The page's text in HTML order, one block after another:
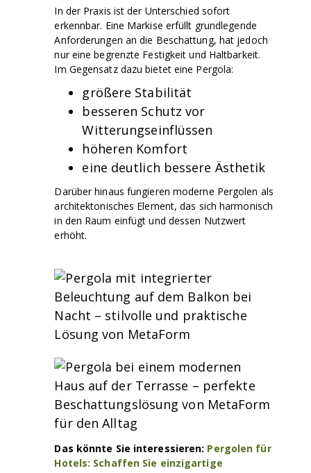
In der Praxis ist der Unterschied sofort
erkennbar. Eine Markise erfüllt grundlegende
Anforderungen an die Beschattung, hat jedoch
nur eine begrenzte Festigkeit und Haltbarkeit.
Im Gegensatz dazu bietet eine Pergola:
größere Stabilität
besseren Schutz vor
Witterungseinflüssen
höheren Komfort
eine deutlich bessere Ästhetik
Darüber hinaus fungieren moderne Pergolen als
architektonisches Element, das sich harmonisch
in den Raum einfügt und dessen Nutzwert
erhöht.
Das könnte Sie interessieren: Pergolen für
Hotels: Schaffen Sie einzigartige